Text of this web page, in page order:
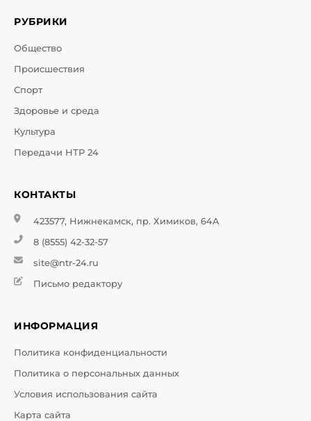
РУБРИКИ
Общество
Происшествия
Спорт
Здоровье и среда
Культура
Передачи НТР 24
КОНТАКТЫ
423577, Нижнекамск, пр. Химиков, 64А
8 (8555) 42-32-57
site@ntr-24.ru
Письмо редактору
ИНФОРМАЦИЯ
Политика конфиденциальности
Политика о персональных данных
Условия использования сайта
Карта сайта